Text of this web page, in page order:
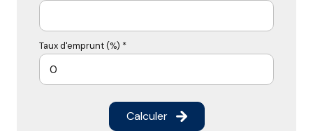
Taux d'emprunt (%) *
Calculer